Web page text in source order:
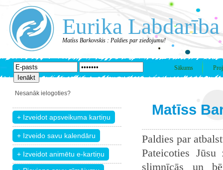
Eurika Labdarība
Matīss Barkovskis : Paldies par ziedojumu!
Sākums
Nesanāk ielogoties?
Matīss
Paldies par
Pateicoties
slimnīcās un